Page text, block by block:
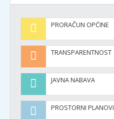
PRORAČUN OPĆINE
TRANSPARENTNOST
JAVNA NABAVA
PROSTORNI PLANOVI